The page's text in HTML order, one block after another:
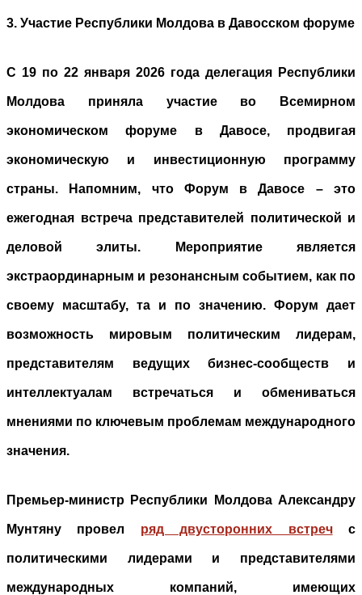
3. Участие Республики Молдова в Давосском форуме
С 19 по 22 января 2026 года делегация Республики
Молдова приняла участие во Всемирном
экономическом форуме в Давосе, продвигая
экономическую и инвестиционную программу
страны. Напомним, что Форум в Давосе – это
ежегодная встреча представителей политической и
деловой элиты. Мероприятие является
экстраординарным и резонансным событием, как по
своему масштабу, та и по значению. Форум дает
возможность мировым политическим лидерам,
представителям ведущих бизнес-сообществ и
интеллектуалам встречаться и обмениваться
мнениями по ключевым проблемам международного
значения.
Премьер-министр Республики Молдова Александру
Мунтяну провел ряд двусторонних встречс
политическими лидерами и представителями
международных компаний, имеющих